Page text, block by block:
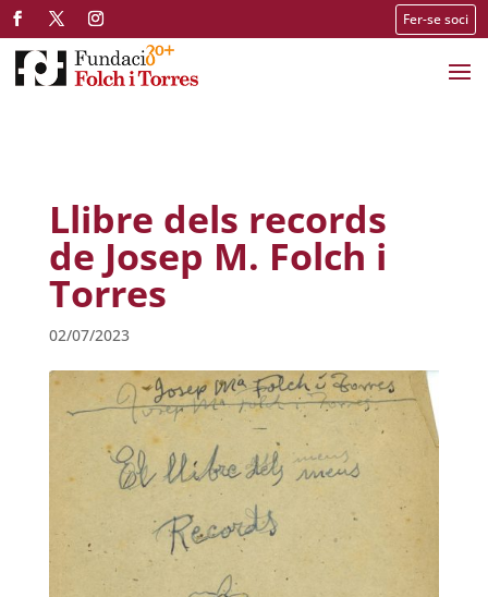
Fer-se soci
Llibre dels records
de Josep M. Folch i
Torres
02/07/2023